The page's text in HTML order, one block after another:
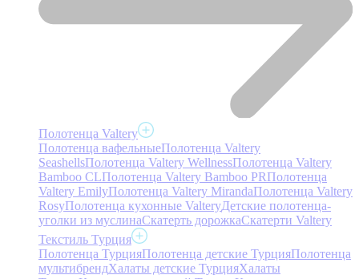
Полотенца Valtery
Полотенца вафельныеПолотенца Valtery
SeashellsПолотенца Valtery WellnessПолотенца Valtery
Bamboo CLПолотенца Valtery Bamboo PRПолотенца
Valtery EmilyПолотенца Valtery MirandaПолотенца Valtery
RosyПолотенца кухонные ValteryДетские полотенца-
уголки из муслинаСкатерть дорожкаСкатерти Valtery
Текстиль Турция
Полотенца ТурцияПолотенца детские ТурцияПолотенца
мультибрендХалаты детские ТурцияХалаты